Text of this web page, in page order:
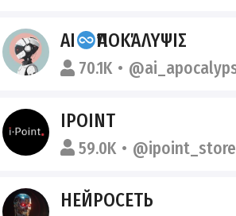
AI ἈΠΟΚΆΛΥΨΙΣ
70.1K
IPOINT
59.0K
НЕЙРОСЕТЬ